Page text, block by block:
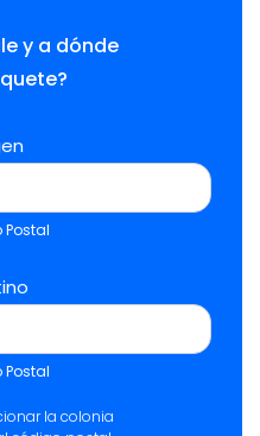
y a dónde
la colonia